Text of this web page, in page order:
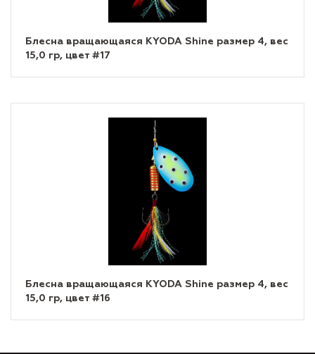
Блесна вращающаяся KYODA Shine размер 4, вес
15,0 гр, цвет #17
Блесна вращающаяся KYODA Shine размер 4, вес
15,0 гр, цвет #16